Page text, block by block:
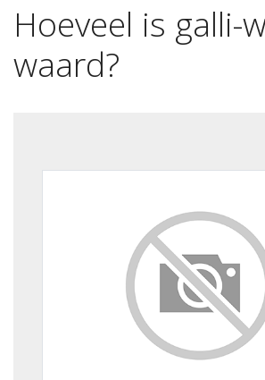
Hoeveel is galli-
waard?